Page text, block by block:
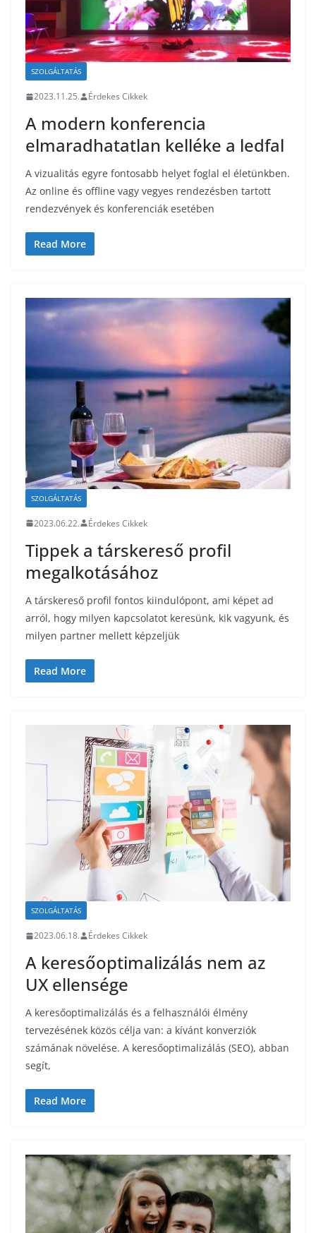
SZOLGÁLTATÁS
2023.11.25. Érdekes Cikkek
A modern konferencia
elmaradhatatlan kelléke a ledfal
A vizualitás egyre fontosabb helyet foglal el életünkben.
Az online és offline vagy vegyes rendezésben tartott
rendezvények és konferenciák esetében
Read More
SZOLGÁLTATÁS
2023.06.22. Érdekes Cikkek
Tippek a társkereső profil
megalkotásához
A társkereső profil fontos kiindulópont, ami képet ad
arról, hogy milyen kapcsolatot keresünk, kik vagyunk, és
milyen partner mellett képzeljük
Read More
SZOLGÁLTATÁS
2023.06.18. Érdekes Cikkek
A keresőoptimalizálás nem az
UX ellensége
A keresőoptimalizálás és a felhasználói élmény
tervezésének közös célja van: a kívánt konverziók
számának növelése. A keresőoptimalizálás (SEO), abban
segít,
Read More